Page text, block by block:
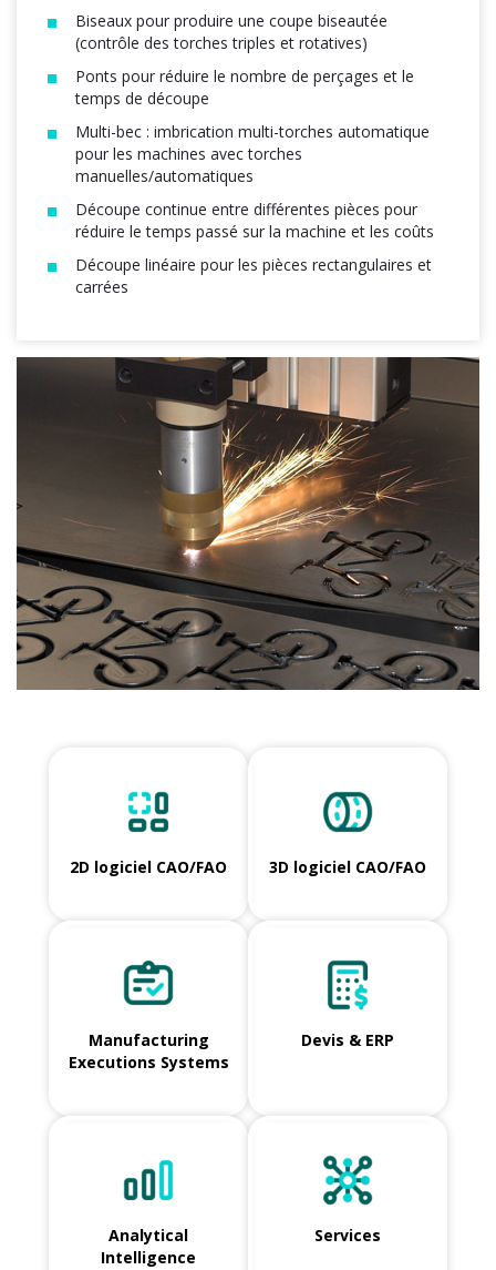
Biseaux pour produire une coupe biseautée
(contrôle des torches triples et rotatives)
Ponts pour réduire le nombre de perçages et le
temps de découpe
Multi-bec : imbrication multi-torches automatique
pour les machines avec torches
manuelles/automatiques
Découpe continue entre différentes pièces pour
réduire le temps passé sur la machine et les coûts
Découpe linéaire pour les pièces rectangulaires et
carrées
2D logiciel CAO/FAO 3D logiciel CAO/FAO
Manufacturing
Executions Systems
Devis & ERP
Analytical
Intelligence
Services